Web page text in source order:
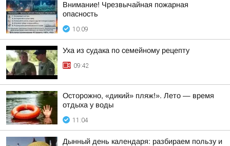
Внимание! Чрезвычайная пожарная
опасность
10:09
Уха из судака по семейному рецепту
09:42
Осторожно, «дикий» пляж!». Лето — время
отдыха у воды
11:04
Дынный день календаря: разбираем пользу и